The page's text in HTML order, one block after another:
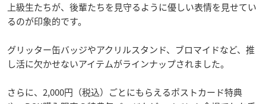
上級生たちが、後輩たちを見守るように優しい表情を見せてい
るのが印象的です。
グリッター缶バッジやアクリルスタンド、ブロマイドなど、推
し活に欠かせないアイテムがラインナップされました。
さらに、2,000円（税込）ごとにもらえるポストカード特典